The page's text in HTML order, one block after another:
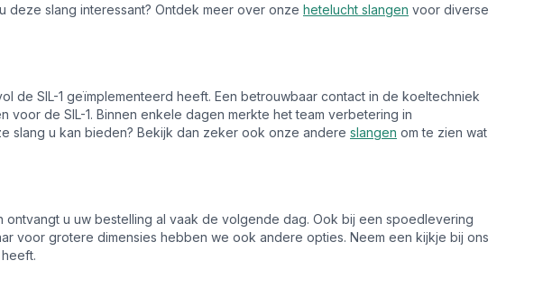
deze slang interessant? Ontdek meer over onze hetelucht slangen voor diverse
de SIL-1 geïmplementeerd heeft. Een betrouwbaar contact in de koeltechniek
de SIL-1. Binnen enkele dagen merkte het team verbetering in
slang u kan bieden? Bekijk dan zeker ook onze andere slangen om te zien wat
u uw bestelling al vaak de volgende dag. Ook bij een spoedlevering
voor grotere dimensies hebben we ook andere opties. Neem een kijkje bij ons